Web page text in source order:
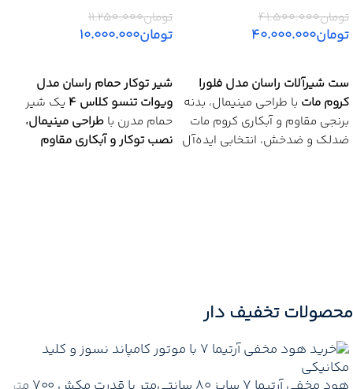
تومان۴۱.۵۰۰.۰۰۰
تومان۴۰.۰۰۰.۰۰۰
ست شیرآلات راسان مدل فلورا
کروم مات با طراحی مینیمال، بدنه
برنجی مقاوم و آبکاری کروم مات
ضدلک و ضدخش، انتخابی ایده‌آل
✅ عملکرداهرمی روان و دقیق
✅ شامل
۴ قلم کامل (روشویی،
توالت، دوش، ظرفشویی)
📞برایقیمت
تومان۱۱.۲۵۰.۰۰۰
تومان۱۰.۰۰۰.۰۰۰
شیر توکار حمام راسان مدل
ویوات تنسو کلاس 4
یک شیر
حمام مدرن با طراحی مینیمال،
نصب توکار و آبکاری مقاوم
✅ نصبتوکار داخل دیوار
✅ ساخته شده ازآلیاژ برنج با
محصولات تخفیف دار